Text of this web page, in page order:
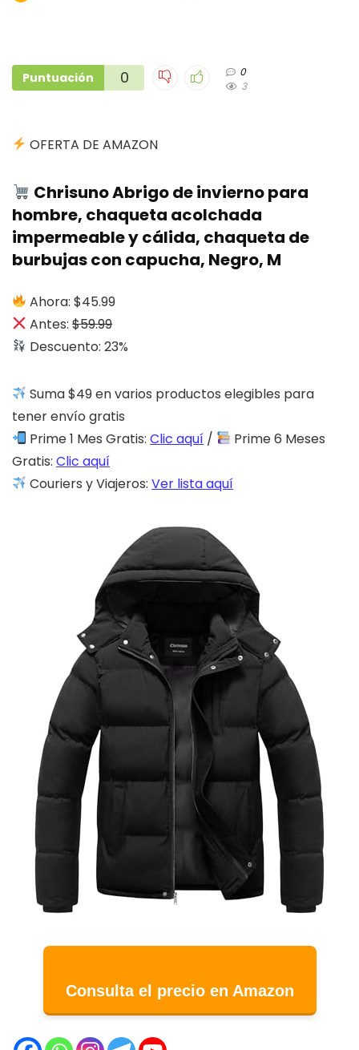
Puntuación 0
0
3
OFERTA DE AMAZON
Chrisuno Abrigo de invierno para
hombre, chaqueta acolchada
impermeable y cálida, chaqueta de
burbujas con capucha, Negro, M
Ahora: $45.99
Antes:$59.99
Descuento: 23%
Suma $49 en varios productos elegibles para
tener envío gratis
Prime 1 Mes Gratis:Clic aquí /
Prime 6 Meses
Gratis: Clic aquí
Couriers y Viajeros:Ver lista aquí
Consulta el precio en Amazon